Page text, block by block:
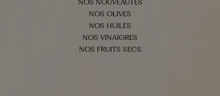
NOS NOUVEAUTÉS
NOS OLIVES
NOS HUILES
NOS VINAIGRES
NOS FRUITS SECS